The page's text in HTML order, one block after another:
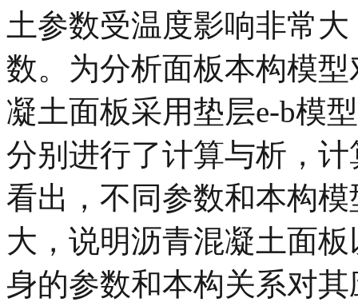
土参数受温度影响非常
数。为分析面板本构模
凝土面板采用垫层e-b模
分别进行了计算与析，
看出，不同参数和本构
大，说明沥青混凝土面
身的参数和本构关系对